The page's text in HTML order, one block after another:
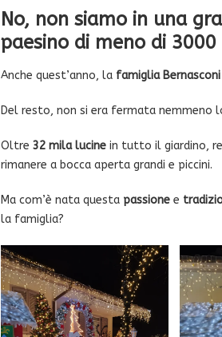
No, non siamo in una
paesino di meno di
Anche quest’anno, la famiglia Bernasconi
Del resto, non si era fermata nemmeno
Oltre 32 mila lucinein tutto il giardino,
rimanere a bocca aperta grandi e piccini.
Ma com’è nata questa passionee
la famiglia?